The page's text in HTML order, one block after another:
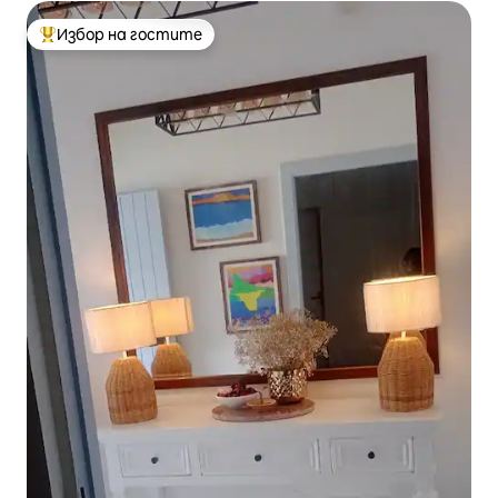
Най-популярен избор на гостите
Избор на гостите